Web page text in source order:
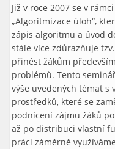
Již v roce 2007 se v
„Algoritmizace úloh“,
zápis algoritmu a úvod
stále více zdůrazňuje
přinést žákům
problémů. Tento
výše uvedených témat s
prostředků, které se
podnícení zájmu žáků
až po distribuci vlastní
práci záměrně